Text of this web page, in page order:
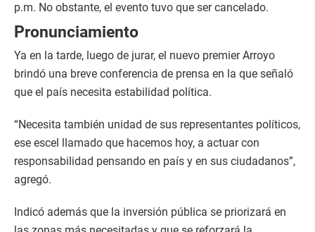
p.m. No obstante, el evento tuvo que ser cancelado.
Pronunciamiento
Ya en la tarde, luego de jurar, el nuevo premier Arroyo
brindó una breve conferencia de prensa en la que señaló
que el país necesita estabilidad política.
“Necesita también unidad de sus representantes políticos,
ese escel llamado que hacemos hoy, a actuar con
responsabilidad pensando en país y en sus ciudadanos”,
agregó.
Indicó además que la inversión pública se priorizará en